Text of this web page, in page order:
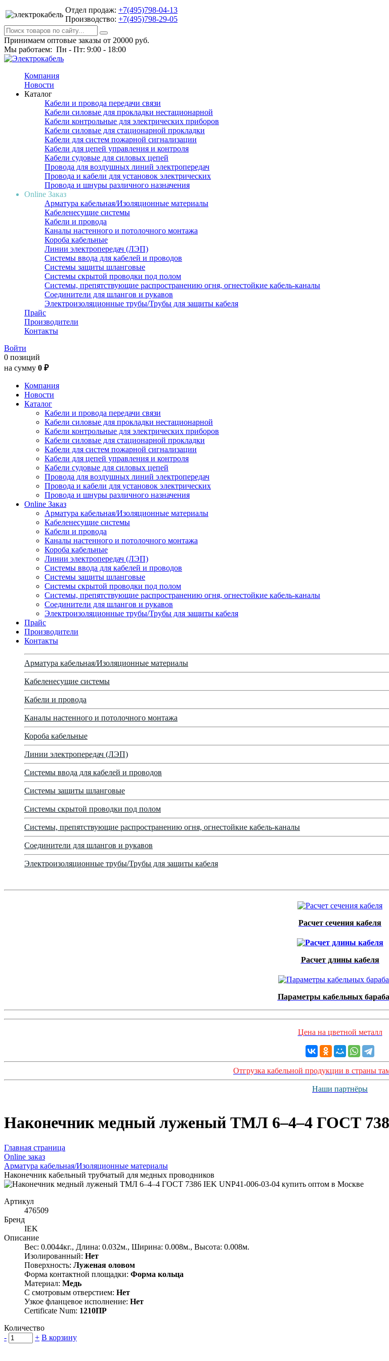
Отдел продаж: +7(495)798-04-13
Производство: +7(495)798-29-05
Принимаем оптовые заказы от 20000 руб.
Мы работаем: Пн - Пт: 9:00 - 18:00
Компания
Новости
Каталог
Кабели и провода передачи связи
Кабели силовые для прокладки нестационарной
Кабели контрольные для электрических приборов
Кабели силовые для стационарной прокладки
Кабели для систем пожарной сигнализации
Кабели для цепей управления и контроля
Кабели судовые для силовых цепей
Провода для воздушных линий электропередач
Провода и кабели для установок электрических
Провода и шнуры различного назначения
Online Заказ
Арматура кабельная/Изоляционные материалы
Кабеленесущие системы
Кабели и провода
Каналы настенного и потолочного монтажа
Короба кабельные
Линии электропередач (ЛЭП)
Системы ввода для кабелей и проводов
Системы защиты шланговые
Системы скрытой проводки под полом
Системы, препятствующие распространению огня, огнестойкие кабель-каналы
Соединители для шлангов и рукавов
Электроизоляционные трубы/Трубы для защиты кабеля
Прайс
Производители
Контакты
Войти
0 позиций
на сумму 0 ₽
Компания
Новости
Каталог
Кабели и провода передачи связи
Кабели силовые для прокладки нестационарной
Кабели контрольные для электрических приборов
Кабели силовые для стационарной прокладки
Кабели для систем пожарной сигнализации
Кабели для цепей управления и контроля
Кабели судовые для силовых цепей
Провода для воздушных линий электропередач
Провода и кабели для установок электрических
Провода и шнуры различного назначения
Online Заказ
Арматура кабельная/Изоляционные материалы
Кабеленесущие системы
Кабели и провода
Каналы настенного и потолочного монтажа
Короба кабельные
Линии электропередач (ЛЭП)
Системы ввода для кабелей и проводов
Системы защиты шланговые
Системы скрытой проводки под полом
Системы, препятствующие распространению огня, огнестойкие кабель-каналы
Соединители для шлангов и рукавов
Электроизоляционные трубы/Трубы для защиты кабеля
Прайс
Производители
Контакты
Арматура кабельная/Изоляционные материалы
Кабеленесущие системы
Кабели и провода
Каналы настенного и потолочного монтажа
Короба кабельные
Линии электропередач (ЛЭП)
Системы ввода для кабелей и проводов
Системы защиты шланговые
Системы скрытой проводки под полом
Системы, препятствующие распространению огня, огнестойкие кабель-каналы
Соединители для шлангов и рукавов
Электроизоляционные трубы/Трубы для защиты кабеля
Расчет сечения кабеля
Расчет длины кабеля
Параметры кабельных
Цена на цветной металл
Отгрузка кабельной продукции в страны
Наши партнёры
Наконечник медный луженый ТМЛ 6–4–4 ГОСТ
Главная страница
Оnline заказ
Арматура кабельная/Изоляционные материалы
Наконечник кабельный трубчатый для медных проводников
Артикул
476509
Бренд
IEK
Описание
Вес: 0.0044кг., Длина: 0.032м., Ширина: 0.008м., Высота: 0.008м.
Изолированный: Нет
Поверхность: Луженая оловом
Форма контактной площадки: Форма кольца
Материал: Медь
С смотровым отверстием: Нет
Узкое фланцевое исполнение: Нет
Certificate Num: 1210ПР
Количество
-
+ В корзину